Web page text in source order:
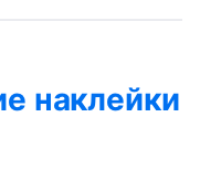
наклейки